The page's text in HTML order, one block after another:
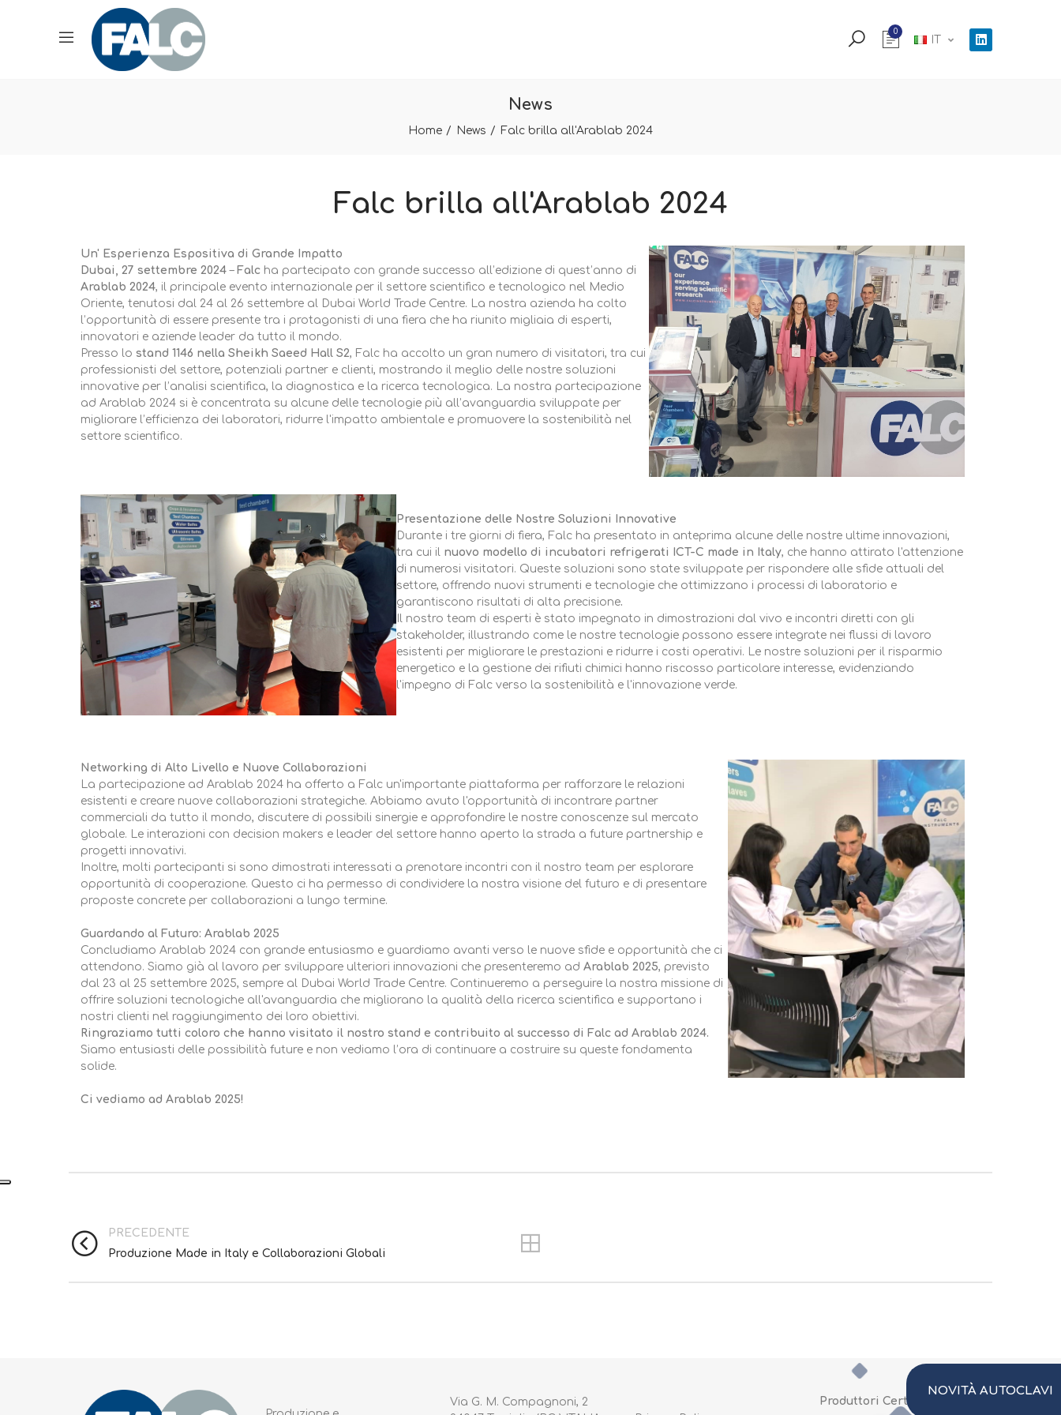
0
IT
News
Home News Falc brilla all'Arablab 2024
Falc brilla all'Arablab 2024
Un' Esperienza Espositiva di Grande Impatto
Dubai, 27 settembre 2024 – Falc ha partecipato con grande successo all’edizione di quest’anno di
Arablab 2024, il principale evento internazionale per il settore scientifico e tecnologico nel Medio
Oriente, tenutosi dal 24 al 26 settembre al Dubai World Trade Centre. La nostra azienda ha colto
l’opportunità di essere presente tra i protagonisti di una fiera che ha riunito migliaia di esperti,
innovatori e aziende leader da tutto il mondo.
Presso lo stand 1146 nella Sheikh Saeed Hall S2, Falc ha accolto un gran numero di visitatori, tra cui
professionisti del settore, potenziali partner e clienti, mostrando il meglio delle nostre soluzioni
innovative per l’analisi scientifica, la diagnostica e la ricerca tecnologica. La nostra partecipazione
ad Arablab 2024 si è concentrata su alcune delle tecnologie più all’avanguardia sviluppate per
migliorare l’efficienza dei laboratori, ridurre l'impatto ambientale e promuovere la sostenibilità nel
settore scientifico.
Presentazione delle Nostre Soluzioni Innovative
Durante i tre giorni di fiera, Falc ha presentato in anteprima alcune delle nostre ultime innovazioni,
tra cui il nuovo modello di incubatori refrigerati ICT-C made in Italy, che hanno attirato l'attenzione
di numerosi visitatori. Queste soluzioni sono state sviluppate per rispondere alle sfide attuali del
settore, offrendo nuovi strumenti e tecnologie che ottimizzano i processi di laboratorio e
garantiscono risultati di alta precisione.
Il nostro team di esperti è stato impegnato in dimostrazioni dal vivo e incontri diretti con gli
stakeholder, illustrando come le nostre tecnologie possono essere integrate nei flussi di lavoro
esistenti per migliorare le prestazioni e ridurre i costi operativi. Le nostre soluzioni per il risparmio
energetico e la gestione dei rifiuti chimici hanno riscosso particolare interesse, evidenziando
l'impegno di Falc verso la sostenibilità e l'innovazione verde.
Networking di Alto Livello e Nuove Collaborazioni
La partecipazione ad Arablab 2024 ha offerto a Falc un'importante piattaforma per rafforzare le relazioni
esistenti e creare nuove collaborazioni strategiche. Abbiamo avuto l'opportunità di incontrare partner
commerciali da tutto il mondo, discutere di possibili sinergie e approfondire le nostre conoscenze sul mercato
globale. Le interazioni con decision makers e leader del settore hanno aperto la strada a future partnership e
progetti innovativi.
Inoltre, molti partecipanti si sono dimostrati interessati a prenotare incontri con il nostro team per esplorare
opportunità di cooperazione. Questo ci ha permesso di condividere la nostra visione del futuro e di presentare
proposte concrete per collaborazioni a lungo termine.
Guardando al Futuro: Arablab 2025
Concludiamo Arablab 2024 con grande entusiasmo e guardiamo avanti verso le nuove sfide e opportunità che ci
attendono. Siamo già al lavoro per sviluppare ulteriori innovazioni che presenteremo ad Arablab 2025, previsto
dal 23 al 25 settembre 2025, sempre al Dubai World Trade Centre. Continueremo a perseguire la nostra missione di
offrire soluzioni tecnologiche all'avanguardia che migliorano la qualità della ricerca scientifica e supportano i
nostri clienti nel raggiungimento dei loro obiettivi.
Ringraziamo tutti coloro che hanno visitato il nostro stand e contribuito al successo di Falc ad Arablab 2024.
Siamo entusiasti delle possibilità future e non vediamo l’ora di continuare a costruire su queste fondamenta
solide.
Ci vediamo ad Arablab 2025!
PRECEDENTE
Produzione Made in Italy e Collaborazioni Globali
Via G. M. Compagnoni, 2
Produttori Certificati
NOVITÀ AUTOCLAVI